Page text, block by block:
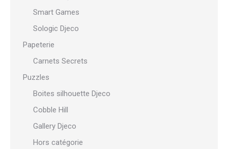
Smart Games
Sologic Djeco
Papeterie
Carnets Secrets
Puzzles
Boites silhouette Djeco
Cobble Hill
Gallery Djeco
Hors catégorie